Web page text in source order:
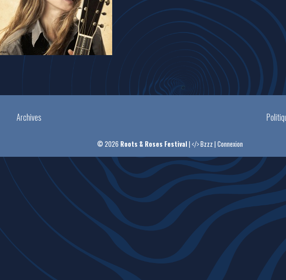
Archives
© 2026 Roots & Roses Festival | Bzzz | Connexion